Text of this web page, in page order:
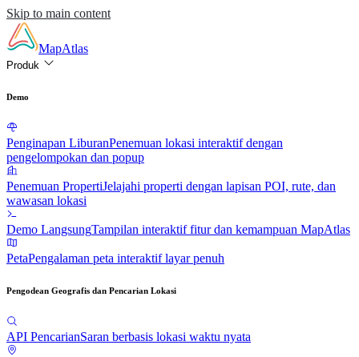
Skip to main content
MapAtlas
Produk
Demo
Penginapan LiburanPenemuan lokasi interaktif dengan
pengelompokan dan popup
Penemuan PropertiJelajahi properti dengan lapisan POI, rute, dan
wawasan lokasi
Demo LangsungTampilan interaktif fitur dan kemampuan MapAtlas
PetaPengalaman peta interaktif layar penuh
Pengodean Geografis dan Pencarian Lokasi
API PencarianSaran berbasis lokasi waktu nyata